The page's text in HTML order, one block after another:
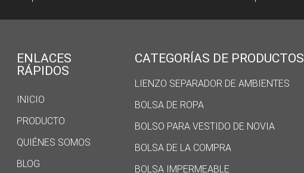
ENLACES
RÁPIDOS
INICIO
PRODUCTO
QUIÉNES SOMOS
BLOG
CATEGORÍAS DE PRODUCTOS
LIENZO SEPARADOR DE AMBIENTES
BOLSA DE ROPA
BOLSO PARA VESTIDO DE NOVIA
BOLSA DE LA COMPRA
BOLSA IMPERMEABLE